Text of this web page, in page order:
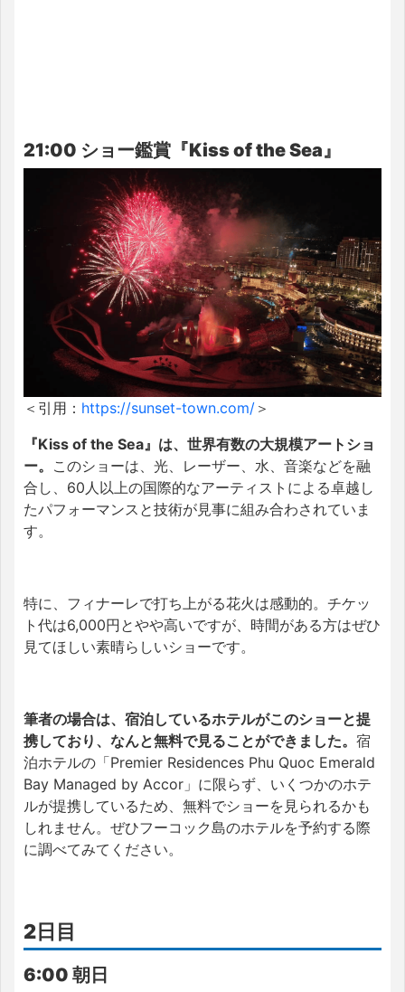
21:00 ショー鑑賞『Kiss of the Sea』
＜引用： https://sunset-town.com/ ＞
『Kiss of the Sea』は、世界有数の大規模アートショ
ー。 このショーは、光、レーザー、水、音楽などを融
合し、60人以上の国際的なアーティストによる卓越し
たパフォーマンスと技術が見事に組み合わされていま
す。
特に、フィナーレで打ち上がる花火は感動的。チケッ
ト代は6,000円とやや高いですが、時間がある方はぜひ
見てほしい素晴らしいショーです。
筆者の場合は、宿泊しているホテルがこのショーと提
携しており、なんと無料で見ることができました。 宿
泊ホテルの「Premier Residences Phu Quoc Emerald
Bay Managed by Accor 」に限らず、いくつかのホテ
ルが提携しているため、無料でショーを見られるかも
しれません。ぜひフーコック島のホテルを予約する際
に調べてみてください。
2日目
6:00 朝日